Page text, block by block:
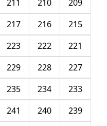
209
210
211
215
216
217
221
222
223
227
228
229
233
234
235
239
240
241